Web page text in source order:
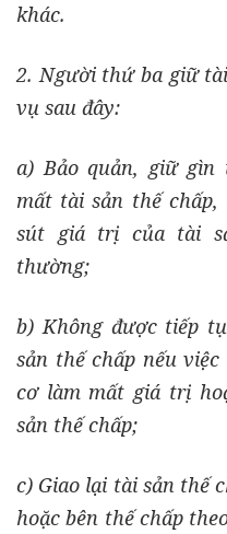
khác.
2. Người thứ ba giữ
vụ sau đây:
a) Bảo quản, giữ gìn
mất tài sản thế
sút giá trị của tài
thường;
b) Không được tiếp
sản thế chấp nếu
cơ làm mất giá trị
sản thế chấp;
c) Giao lại tài sản thế
hoặc bên thế chấp